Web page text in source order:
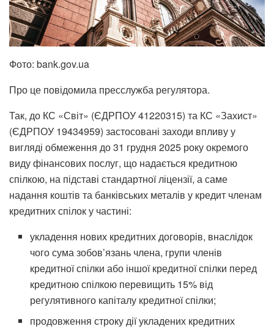
Фото: bank.gov.ua
Про це повідомила пресслужба регулятора.
Так, до КС «Світ» (ЄДРПОУ 41220315) та КС «Захист»
(ЄДРПОУ 19434959) застосовані заходи впливу у
вигляді обмеження до 31 грудня 2025 року окремого
виду фінансових послуг, що надається кредитною
спілкою, на підставі стандартної ліцензії, а саме
надання коштів та банківських металів у кредит членам
кредитних спілок у частині:
укладення нових кредитних договорів, внаслідок
чого сума зобов’язань члена, групи членів
кредитної спілки або іншої кредитної спілки перед
кредитною спілкою перевищить 15% від
регулятивного капіталу кредитної спілки;
продовження строку дії укладених кредитних